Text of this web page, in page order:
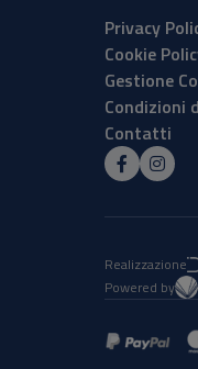
Privacy
Cookie
Gestione
Condizioni
Contatti
Realizzazione
Powered by